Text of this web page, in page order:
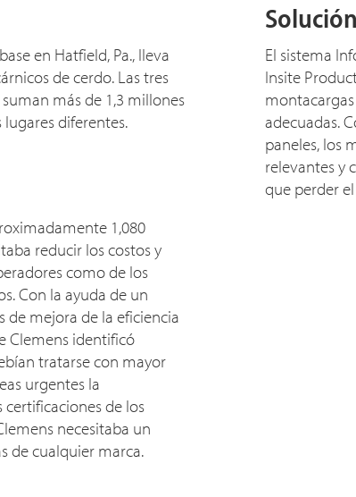
en Hatfield, Pa., lleva
de cerdo. Las tres
más de 1,3 millones
diferentes.
1,080
reducir los costos y
como de los
Con la ayuda de un
de mejora de la eficiencia
Clemens identificó
tratarse con mayor
urgentes la
de los
necesitaba un
de cualquier marca.
Solución
El sistema
Insite
adecuadas.
paneles, los
relevantes y
que perder